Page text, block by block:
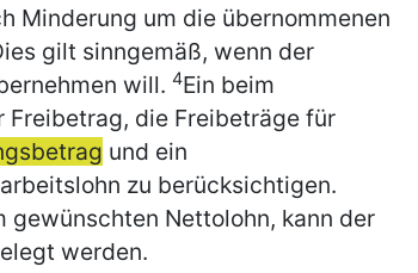
Minderung um die übernommenen
gilt sinngemäß, wenn der
will. 4Ein beim
die Freibeträge für
und ein
zu berücksichtigen.
gewünschten Nettolohn, kann der
werden.